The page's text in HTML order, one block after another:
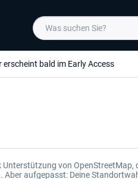
erscheint bald im Early Access
von OpenStreetMap,
aufgepasst: Deine